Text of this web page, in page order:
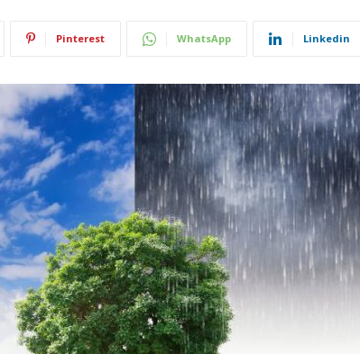
Pinterest WhatsApp Linkedin